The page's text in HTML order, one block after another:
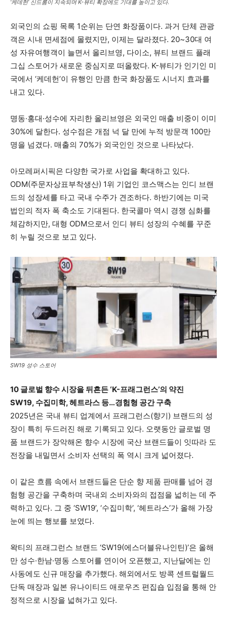
‘케데헌’ 신드롬이 지속되며 K-뷰티 확장에도 기대를 높이고 있다.
외국인의 쇼핑 목록 1순위는 단연 화장품이다. 과거 단체 관광
객은 시내 면세점에 몰렸지만, 이제는 달라졌다. 20~30대 여
성 자유여행객이 늘면서 올리브영, 다이소, 뷰티 브랜드 플래
그십 스토어가 새로운 중심지로 떠올랐다. K-뷰티가 인기인 미
국에서 ‘케데헌’이 유행인 만큼 한국 화장품도 시너지 효과를
내고 있다.
명동·홍대·성수에 자리한 올리브영은 외국인 매출 비중이 이미
30%에 달한다. 성수점은 개점 넉 달 만에 누적 방문객 100만
명을 넘겼다. 매출의 70%가 외국인인 것으로 나타났다.
아모레퍼시픽은 다양한 국가로 사업을 확대하고 있다.
ODM(주문자상표부착생산) 1위 기업인 코스맥스는 인디 브랜
드의 성장세를 타고 국내 수주가 견조하다. 하반기에는 미국
법인의 적자 폭 축소도 기대된다. 한국콜마 역시 경쟁 심화를
체감하지만, 대형 ODM으로서 인디 뷰티 성장의 수혜를 꾸준
히 누릴 것으로 보고 있다.
SW19 성수 스토어
10 글로벌 향수 시장을 뒤흔든 ‘K-프래그런스’의 약진
SW19, 수집미학, 헤트라스 등…경험형 공간 구축
2025년은 국내 뷰티 업계에서 프래그런스(향기) 브랜드의 성
장이 특히 두드러진 해로 기록되고 있다. 오랫동안 글로벌 명
품 브랜드가 장악해온 향수 시장에 국산 브랜드들이 잇따라 도
전장을 내밀면서 소비자 선택의 폭 역시 크게 넓어졌다.
이 같은 흐름 속에서 브랜드들은 단순 향 제품 판매를 넘어 경
험형 공간을 구축하며 국내외 소비자와의 접점을 넓히는 데 주
력하고 있다. 그 중 ‘SW19’, ‘수집미학’, ‘헤트라스’가 올해 가장
눈에 띄는 행보를 보였다.
왁티의 프래그런스 브랜드 ‘SW19(에스더블유나인틴)’은 올해
만 성수·한남·명동 스토어를 연이어 오픈했고, 지난달에는 인
사동에도 신규 매장을 추가했다. 해외에서도 방콕 센트럴월드
단독 매장과 일본 유나이티드 애로우즈 편집숍 입점을 통해 안
정적으로 시장을 넓혀가고 있다.